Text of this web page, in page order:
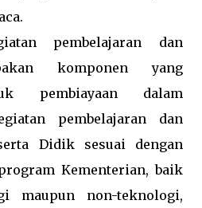
pembelajaran dan
komponen yang
pembiayaan dalam
pembelajaran dan
Didik sesuai dengan
Kementerian, baik
maupun non-teknologi,